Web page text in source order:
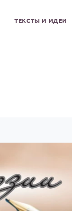
ТЕКСТЫ И ИДЕИ